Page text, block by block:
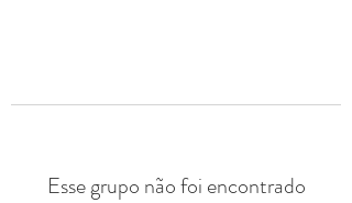
Esse grupo não foi encontrado